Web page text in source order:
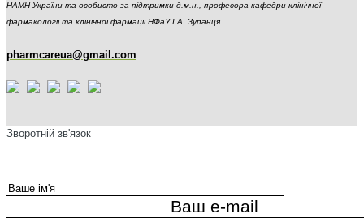
НАМН України та особисто за підтримки д.м.н., професора кафедри клінічної
фармакології та клінічної фармації НФаУ І.А. Зупанця
pharmcareua@gmail.com
Зворотній зв'язок